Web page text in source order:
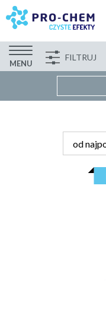
MENU
FILTRUJ